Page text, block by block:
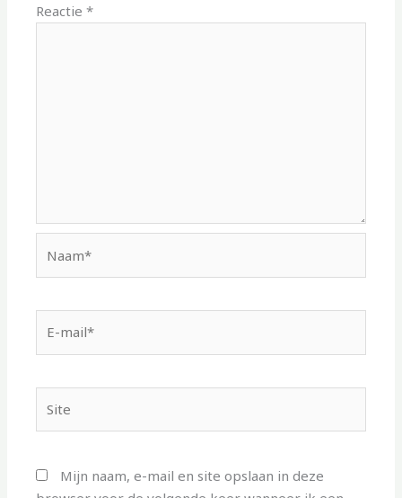
Reactie*
mail*
Mijn naam, e-mail en site opslaan in deze